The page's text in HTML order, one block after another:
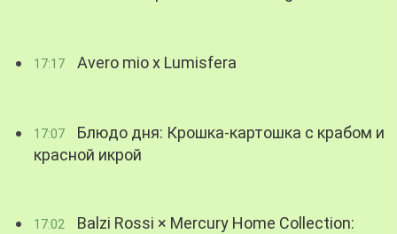
17:17 Avero mio x Lumisfera
17:07
Блюдо дня: Крошка-картошка с крабом и
красной икрой
17:02
Balzi Rossi × Mercury Home Collection: